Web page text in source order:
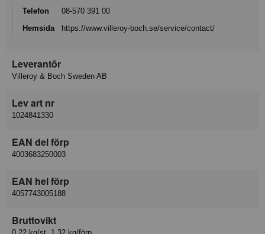
Telefon
08-570 391 00
Hemsida
https://www.villeroy-boch.se/service/contact/
Leverantör
Villeroy & Boch Sweden AB
Lev art nr
1024841330
EAN del förp
4003683250003
EAN hel förp
4057743005188
Bruttovikt